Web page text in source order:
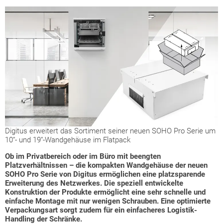
Digitus erweitert das Sortiment seiner neuen SOHO Pro Serie um
10“- und 19“-Wandgehäuse im Flatpack
Ob im Privatbereich oder im Büro mit beengten
Platzverhältnissen – die kompakten Wandgehäuse der neuen
SOHO Pro Serie von Digitus ermöglichen eine platzsparende
Erweiterung des Netzwerkes. Die speziell entwickelte
Konstruktion der Produkte ermöglicht eine sehr schnelle und
einfache Montage mit nur wenigen Schrauben. Eine optimierte
Verpackungsart sorgt zudem für ein einfacheres Logistik-
Handling der Schränke.